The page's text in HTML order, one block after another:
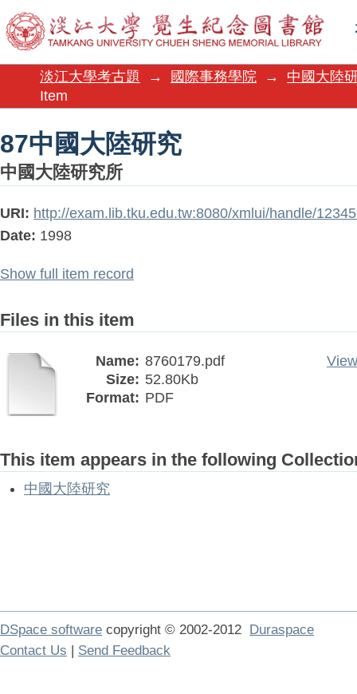
87中國大陸研究
淡江大學考古題 → 國際事務學院 →
中國大陸
Item
87中國大陸研究
中國大陸研究所
URI: http://exam.lib.tku.edu.tw:8080/xmlui/handle/
Date: 1998
Show full item record
Files in this item
Name: 8760179.pdf
Size: 52.80Kb
Format: PDF
This item appears in the following
中國大陸研究
DSpace software copyright © 2002-2012 Duraspace
Contact Us | Send Feedback